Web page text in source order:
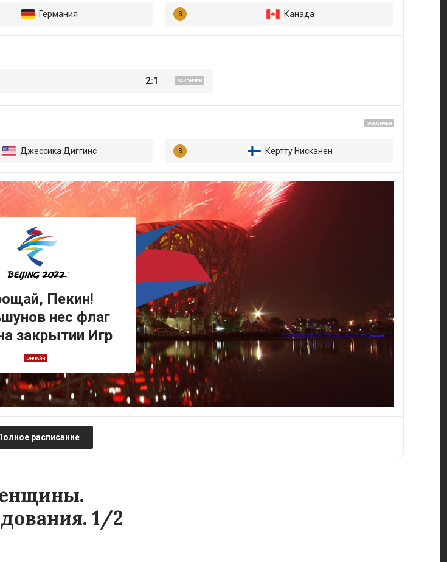
Сноуборд
Фигурное катание
Фристайл
Хоккей
Шорт-трек
Германия Канада
2:1 ЗАКОНЧЕН
ЗАКОНЧЕН
Джессика Диггинс Кертту Нисканен
Пекин!
нес флаг
закрытии Игр
ОНЛАЙН
расписание
1/2